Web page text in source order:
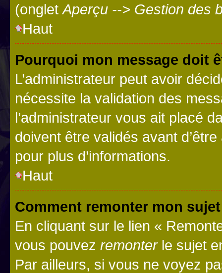
(onglet Aperçu --> Gestion des
Haut
Pourquoi mon message doit
L’administrateur peut avoir
nécessite la validation des
l’administrateur vous ait placé
doivent être validés avant
pour plus d’informations.
Haut
Comment remonter mon
En cliquant sur le lien «
vous pouvez remonterle sujet
Par ailleurs, si vous ne voyez